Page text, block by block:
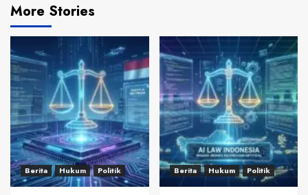
More Stories
Berita Hukum Politik Berita Hukum Politik